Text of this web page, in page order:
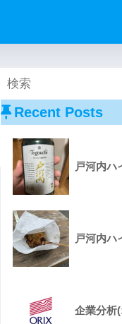
Recent Posts
戸河内ハ
戸河内ハ
企業分析